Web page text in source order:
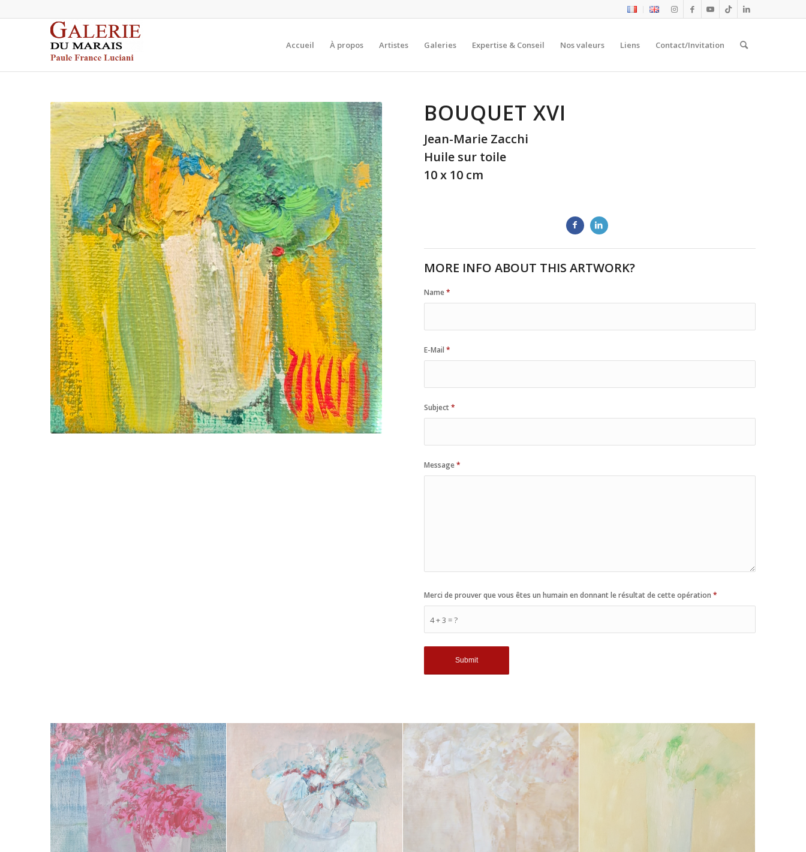
Accueil À propos Artistes Galeries Expertise & Conseil Nos valeurs Liens Contact/Invitation
BOUQUET XVI
Jean-Marie Zacchi
Huile sur toile
10 x 10 cm
MORE INFO ABOUT THIS ARTWORK?
Name*
E-Mail*
Subject*
Message*
4 + 3 = ?
Merci de prouver que vous êtes un humain en donnant le résultat de cette opération*